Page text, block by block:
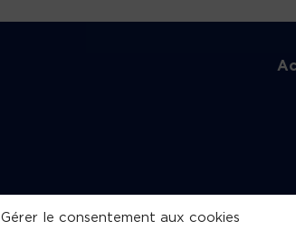
Gérer le consentement aux cookies